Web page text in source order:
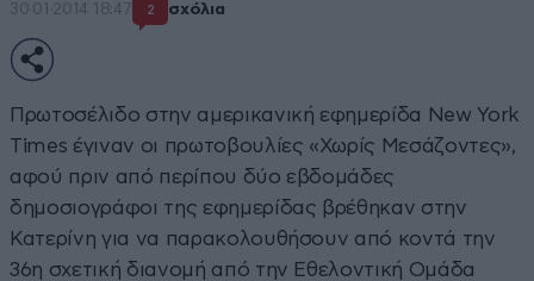
30·01·2014 18:47 2 σχόλια
Πρωτοσέλιδο στην αμερικανική εφημερίδα New York
Times έγιναν οι πρωτοβουλίες «Χωρίς Μεσάζοντες»,
αφού πριν από περίπου δύο εβδομάδες
δημοσιογράφοι της εφημερίδας βρέθηκαν στην
Κατερίνη για να παρακολουθήσουν από κοντά την
36η σχετική διανομή από την Εθελοντική Ομάδα